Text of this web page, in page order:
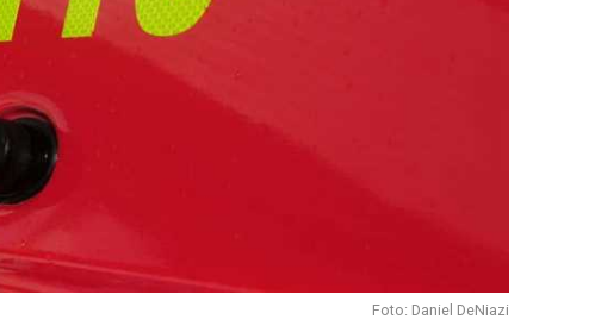
Foto: Daniel DeNiazi